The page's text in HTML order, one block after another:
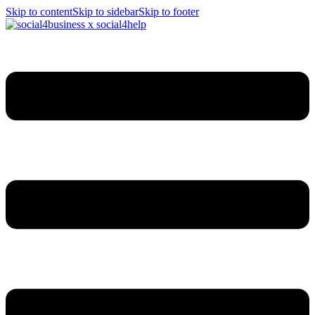
Skip to contentSkip to sidebarSkip to footer